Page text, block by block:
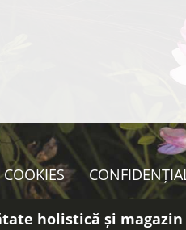
COOKIES
holistică și